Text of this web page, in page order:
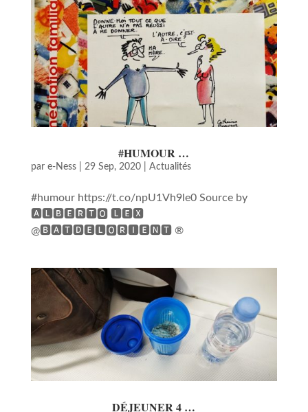
#HUMOUR …
par e-Ness| 29 Sep, 2020| Actualités
#humour https://t.co/npU1Vh9le0 Source by
🅰🅻🅱🅴🆁🆃🅾 🅻🅴🆇
@🅱🅰🆃🅳🅴🅻🅾🆁🅸🅴🅽🆃 ®
DÉJEUNER 4 …